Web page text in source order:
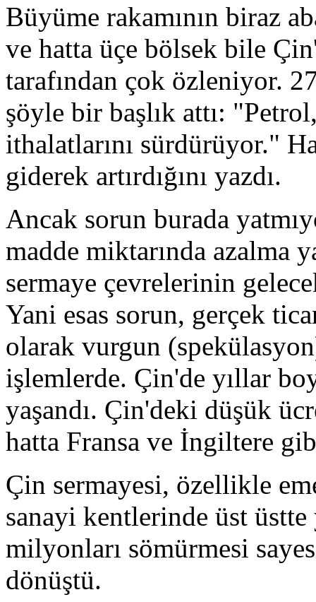
Büyüme rakamının biraz
ve hatta üçe bölsek bile
tarafından çok özleniyor.
şöyle bir başlık attı:
ithalatlarını sürdürüyor."
giderek artırdığını yazdı.
Ancak sorun burada
madde miktarında azalma
sermaye çevrelerinin
Yani esas sorun, gerçek
olarak vurgun
işlemlerde. Çin'de yıllar
yaşandı. Çin'deki düşük
hatta Fransa ve İngiltere
Çin sermayesi, özellikle
sanayi kentlerinde üst üstte
milyonları sömürmesi
dönüştü.